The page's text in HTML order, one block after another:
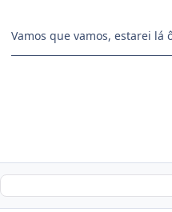
Vamos que vamos, estarei lá